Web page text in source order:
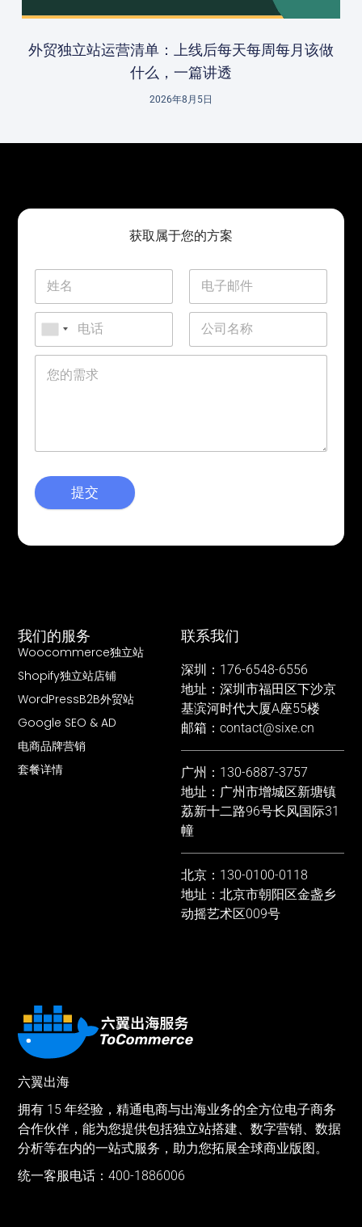
外贸独立站运营清单：上线后每天每周每月该做
什么，一篇讲透
2026年8月5日
六翼出海
拥有 15 年经验，精通电商与出海业务的全方位电子商务
合作伙伴，能为您提供包括独立站搭建、数字营销、数据
分析等在内的一站式服务，助力您拓展全球商业版图。
统一客服电话：400-1886006
我们的服务
Woocommerce独立站
Shopify独立站店铺
WordPressB2B外贸站
Google SEO & AD
电商品牌营销
套餐详情
联系我们
深圳：176-6548-6556
地址：深圳市福田区下沙京
基滨河时代大厦A座55楼
邮箱：contact@sixe.cn
广州：130-6887-3757
地址：广州市增城区新塘镇
荔新十二路96号长风国际31
幢
北京：130-0100-0118
地址：北京市朝阳区金盏乡
动摇艺术区009号
获取属于您的方案
提交